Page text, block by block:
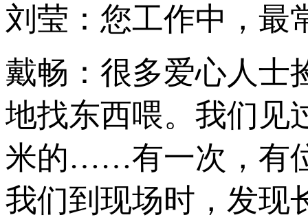
刘莹：您工作中，最
戴畅：很多爱心人士
地找东西喂。我们见
米的……有一次，有
我们到现场时，发现